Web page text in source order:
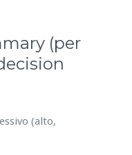
(per
(alto,